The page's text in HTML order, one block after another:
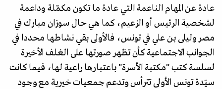
عادة عن المهام الناعمة التي عادة ما تكون مكمّلة وداعمة
لشخصية الرئيس أو الزعيم، كما هي حال سوزان مبارك في
مصر وليلى بن علي في تونس، فالأولى بقي نشاطها محددا في
الجوانب الاجتماعية كأن تظهر صورتها على الغلف الأخيرة
لسلسة كتب "مكتبة الأسرة" باعتبارها راعية لها، فيما كانت
سيّدة تونس الأولى تترأس وتدعم جمعيات خيرية مع وجود